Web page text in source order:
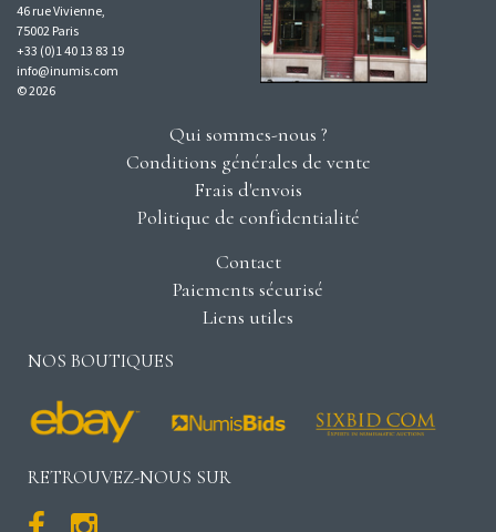
46 rue Vivienne,
75002 Paris
+33 (0)1 40 13 83 19
info@inumis.com
© 2026
Qui sommes-nous ?
Conditions générales de vente
Frais d'envois
Politique de confidentialité
Contact
Paiements sécurisé
Liens utiles
NOS BOUTIQUES
RETROUVEZ-NOUS SUR